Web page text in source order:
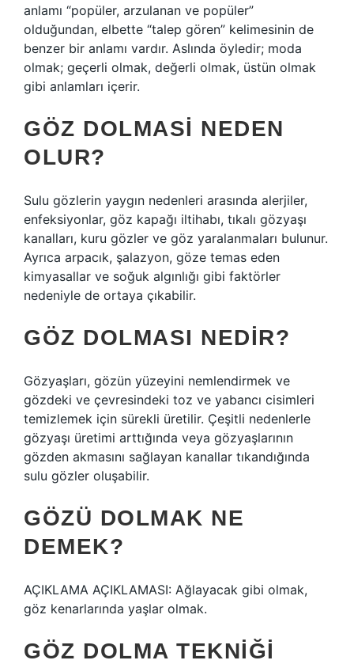
anlamı “popüler, arzulanan ve popüler”
olduğundan, elbette “talep gören” kelimesinin de
benzer bir anlamı vardır. Aslında öyledir; moda
olmak; geçerli olmak, değerli olmak, üstün olmak
gibi anlamları içerir.
GÖZ DOLMASI NEDEN
OLUR?
Sulu gözlerin yaygın nedenleri arasında alerjiler,
enfeksiyonlar, göz kapağı iltihabı, tıkalı gözyaşı
kanalları, kuru gözler ve göz yaralanmaları bulunur.
Ayrıca arpacık, şalazyon, göze temas eden
kimyasallar ve soğuk algınlığı gibi faktörler
nedeniyle de ortaya çıkabilir.
GÖZ DOLMASI NEDIR?
Gözyaşları, gözün yüzeyini nemlendirmek ve
gözdeki ve çevresindeki toz ve yabancı cisimleri
temizlemek için sürekli üretilir. Çeşitli nedenlerle
gözyaşı üretimi arttığında veya gözyaşlarının
gözden akmasını sağlayan kanallar tıkandığında
sulu gözler oluşabilir.
GÖZÜ DOLMAK NE
DEMEK?
AÇIKLAMA AÇIKLAMASI: Ağlayacak gibi olmak,
göz kenarlarında yaşlar olmak.
GÖZ DOLMA TEKNIĞI